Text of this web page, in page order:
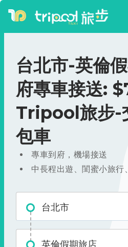
台北市-英倫
府專車接送:
Tripool旅步-
包車
專車到府，機場接送
中長程出遊、閨蜜小旅行
台北市
英倫假期旅店